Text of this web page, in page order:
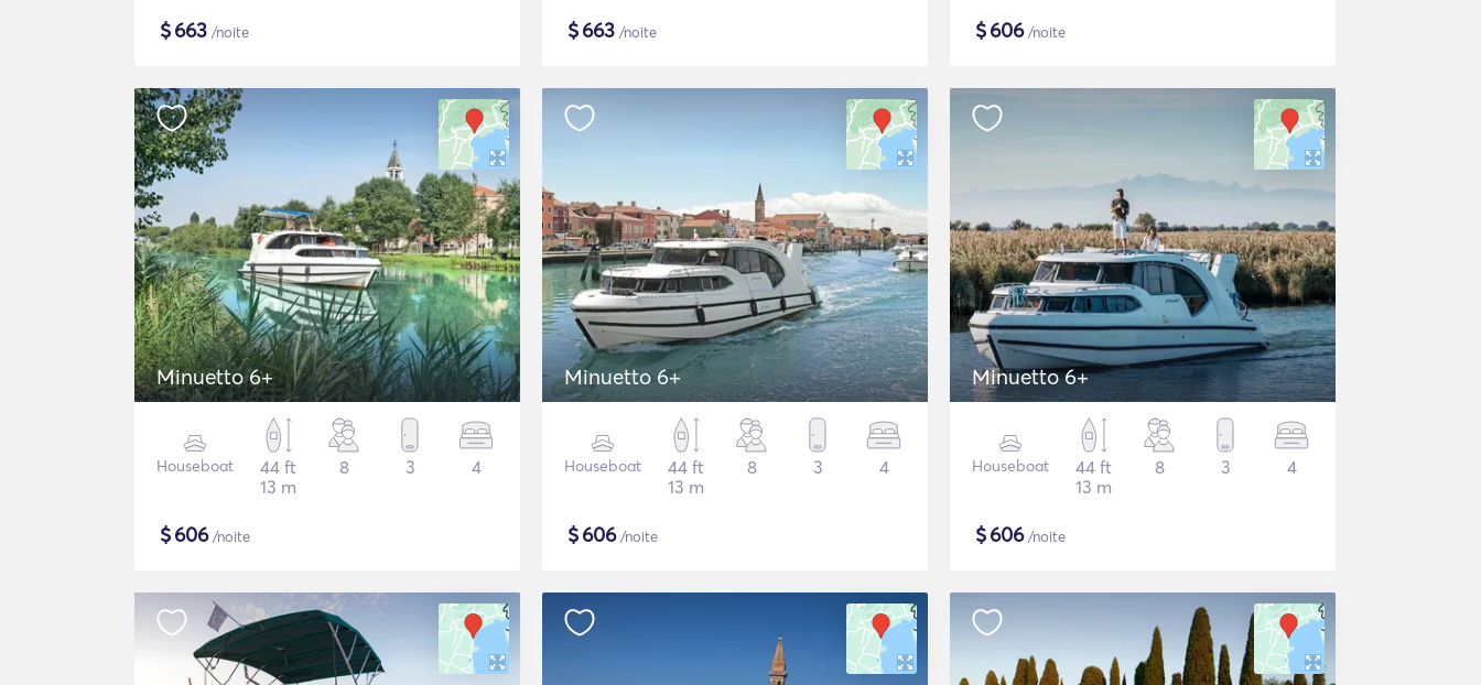
$663 /noite $663 /noite $606/noite
Minuetto 6+
Houseboat
44 ft
13 m
8 3 4
$606/noite
Minuetto 6+
Houseboat
44 ft
13 m
8 3 4
$606/noite
Minuetto 6+
Houseboat
44 ft
13 m
8 3 4
$606/noite